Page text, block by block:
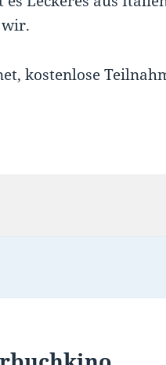
wir.
kostenlose